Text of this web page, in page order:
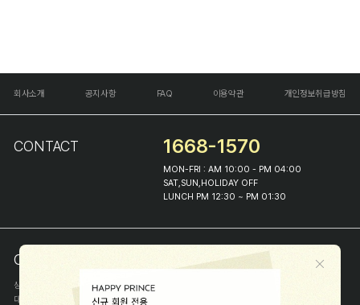
회사소개 공지사항 FAQ 이용약관 개인정보취급방침
CONTACT 1668-1570
MON-FRI : AM 10:00 - PM 04:00
SAT,SUN,HOLIDAY OFF
LUNCH PM 12:30 ~ PM 01:30
COMPANY INFO
상호
(주)해피프린스
대표
이화진